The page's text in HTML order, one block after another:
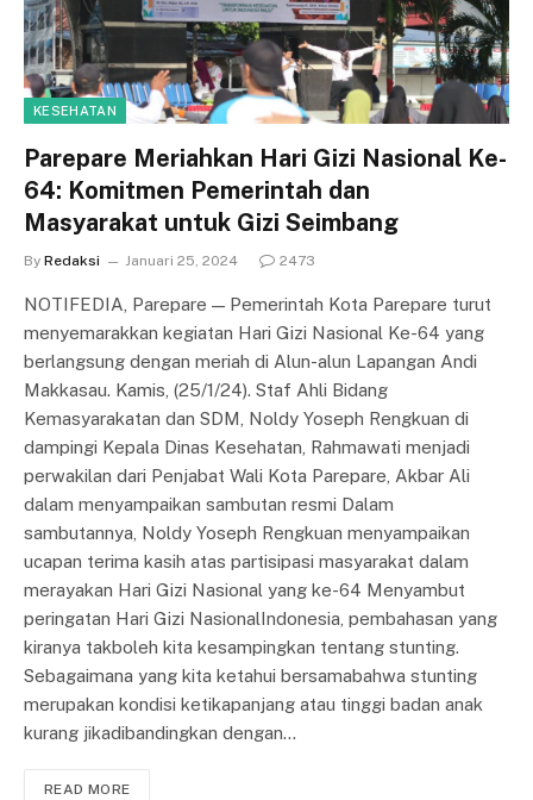
KESEHATAN
Parepare Meriahkan Hari Gizi Nasional Ke-
64: Komitmen Pemerintah dan
Masyarakat untuk Gizi Seimbang
By Redaksi Januari 25, 2024 2473
NOTIFEDIA, Parepare — Pemerintah Kota Parepare turut
menyemarakkan kegiatan Hari Gizi Nasional Ke-64 yang
berlangsung dengan meriah di Alun-alun Lapangan Andi
Makkasau. Kamis, (25/1/24). Staf Ahli Bidang
Kemasyarakatan dan SDM, Noldy Yoseph Rengkuan di
dampingi Kepala Dinas Kesehatan, Rahmawati menjadi
perwakilan dari Penjabat Wali Kota Parepare, Akbar Ali
dalam menyampaikan sambutan resmi Dalam
sambutannya, Noldy Yoseph Rengkuan menyampaikan
ucapan terima kasih atas partisipasi masyarakat dalam
merayakan Hari Gizi Nasional yang ke-64 Menyambut
peringatan Hari Gizi NasionalIndonesia, pembahasan yang
kiranya takboleh kita kesampingkan tentang stunting.
Sebagaimana yang kita ketahui bersamabahwa stunting
merupakan kondisi ketikapanjang atau tinggi badan anak
kurang jikadibandingkan dengan…
READ MORE